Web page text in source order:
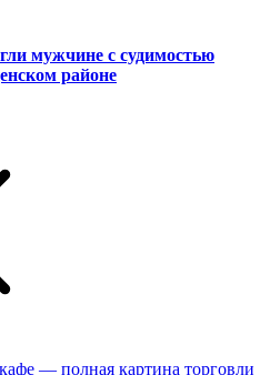
мужчине с судимостью
районе
— полная картина торговли